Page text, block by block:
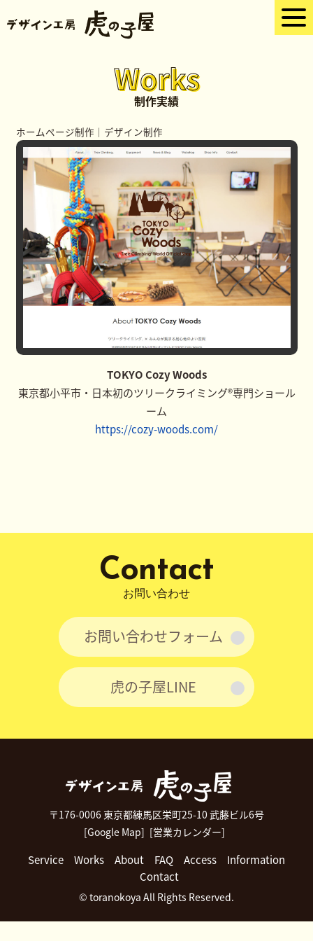
Works
制作実績
ホームページ制作 ｜ デザイン制作
TOKYO Cozy Woods
東京都小平市・日本初のツリークライミング®専門ショール
ーム
https://cozy-woods.com/
Contact
お問い合わせ
お問い合わせフォーム
虎の子屋LINE
〒176-0006 東京都練馬区栄町25-10 武藤ビル6号
[Google Map] [営業カレンダー]
Service Works About FAQ Access
Information
Contact
© toranokoya All Rights Reserved.